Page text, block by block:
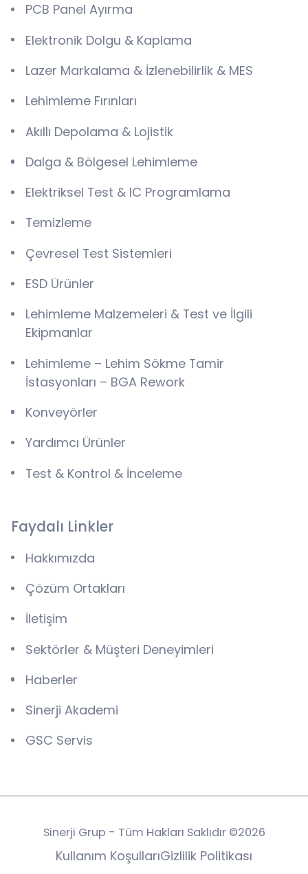
PCB Panel Ayırma
Elektronik Dolgu & Kaplama
Lazer Markalama & İzlenebilirlik & MES
Lehimleme Fırınları
Akıllı Depolama & Lojistik
Dalga & Bölgesel Lehimleme
Elektriksel Test & IC Programlama
Temizleme
Çevresel Test Sistemleri
ESD Ürünler
Lehimleme Malzemeleri & Test ve İlgili
Ekipmanlar
Lehimleme – Lehim Sökme Tamir
İstasyonları – BGA Rework
Konveyörler
Yardımcı Ürünler
Test & Kontrol & İnceleme
Faydalı Linkler
Hakkımızda
Çözüm Ortakları
İletişim
Sektörler & Müşteri Deneyimleri
Haberler
Sinerji Akademi
GSC Servis
Sinerji Grup - Tüm Hakları Saklıdır ©2026
Kullanım KoşullarıGizlilik Politikası